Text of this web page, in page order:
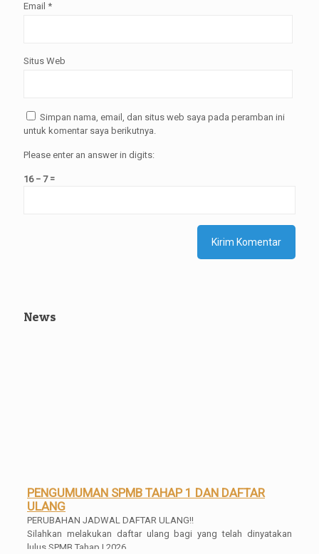
Email *
Situs Web
Simpan nama, email, dan situs web saya pada peramban ini
untuk komentar saya berikutnya.
Please enter an answer in digits:
16 − 7 =
News
PENGUMUMAN SPMB TAHAP 1 DAN DAFTAR
ULANG
PERUBAHAN JADWAL DAFTAR ULANG!!
Silahkan melakukan daftar ulang bagi yang telah dinyatakan
lulus SPMB Tahap I 2026